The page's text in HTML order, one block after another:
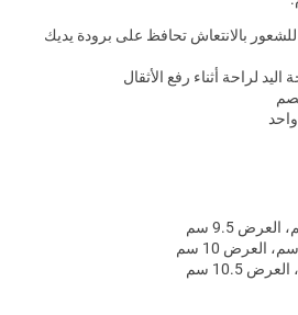
بالانتعاش تحافظ على برودة يديك
لراحة أثناء رفع الأثقال